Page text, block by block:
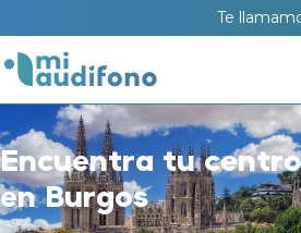
Te
Encuentra tu
en Burgos